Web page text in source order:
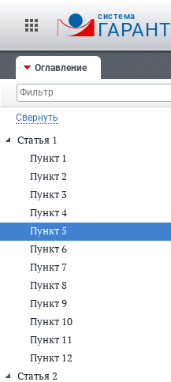
cистема
ГАРАНТ
Оглавление
Свернуть
Статья 1
Пункт 1
Пункт 2
Пункт 3
Пункт 4
Пункт 5
Пункт 6
Пункт 7
Пункт 8
Пункт 9
Пункт 10
Пункт 11
Пункт 12
Статья 2